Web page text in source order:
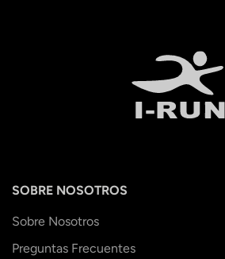
SOBRE NOSOTROS
Sobre Nosotros
Preguntas Frecuentes